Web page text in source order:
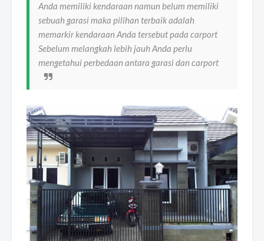
Anda memiliki kendaraan namun belum memiliki
sebuah garasi maka pilihan terbaik adalah
memarkir kendaraan Anda tersebut pada carport
Sebelum melangkah lebih jauh Anda perlu
mengetahui perbedaan antara garasi dan carport